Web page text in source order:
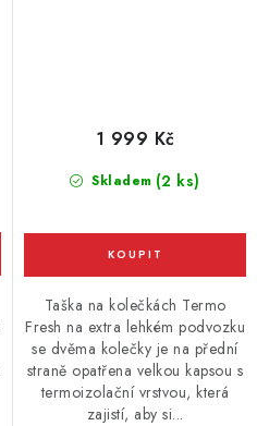
Skladem (2 ks)
1 999 Kč
Taška na kolečkách Termo
Fresh na extra lehkém podvozku
se dvěma kolečky je na přední
straně opatřena velkou kapsou s
termoizolační vrstvou, která
zajistí, aby si...